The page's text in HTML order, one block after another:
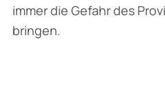
immer die Gefahr des
bringen.